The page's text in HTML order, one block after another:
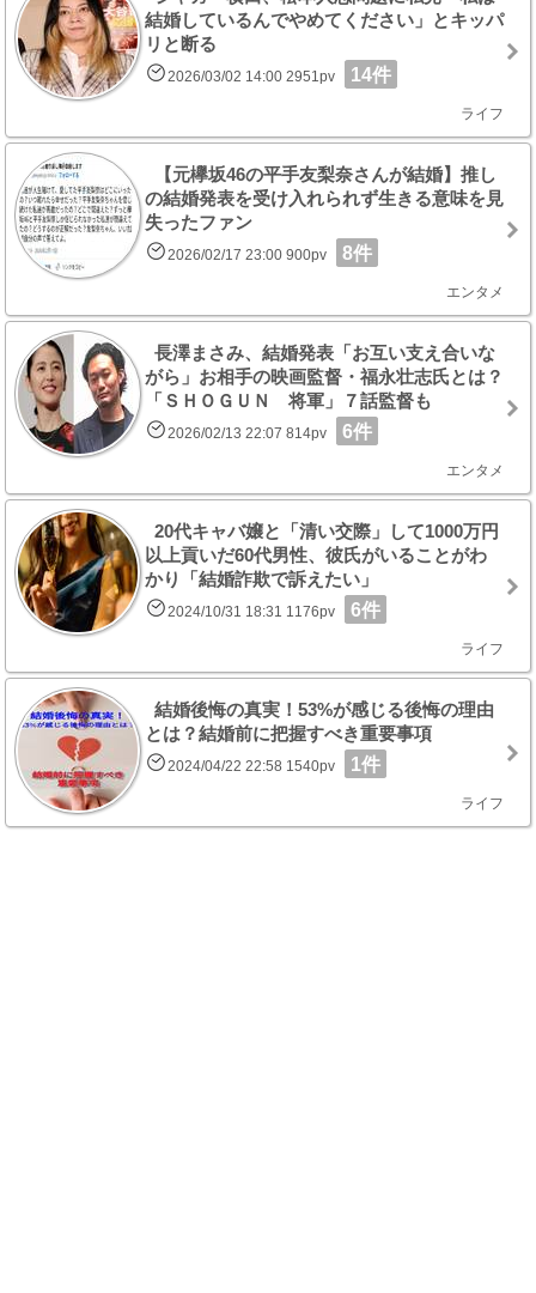
結婚しているんでやめてください」とキッパ
リと断る
2026/03/02 14:00 2951pv 14件
ライフ
【元欅坂46の平手友梨奈さんが結婚】推し
の結婚発表を受け入れられず生きる意味を見
失ったファン
2026/02/17 23:00 900pv 8件
エンタメ
長澤まさみ、結婚発表「お互い支え合いな
がら」お相手の映画監督・福永壮志氏とは？
「ＳＨＯＧＵＮ 将軍」７話監督も
2026/02/13 22:07 814pv 6件
エンタメ
20代キャバ嬢と「清い交際」して1000万円
以上貢いだ60代男性、彼氏がいることがわ
かり「結婚詐欺で訴えたい」
2024/10/31 18:31 1176pv 6件
ライフ
結婚後悔の真実！53%が感じる後悔の理由
とは？結婚前に把握すべき重要事項
2024/04/22 22:58 1540pv 1件
ライフ